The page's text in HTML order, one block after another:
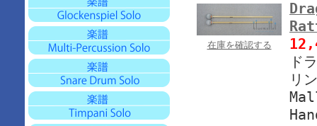
在庫を確認する
ド
リ